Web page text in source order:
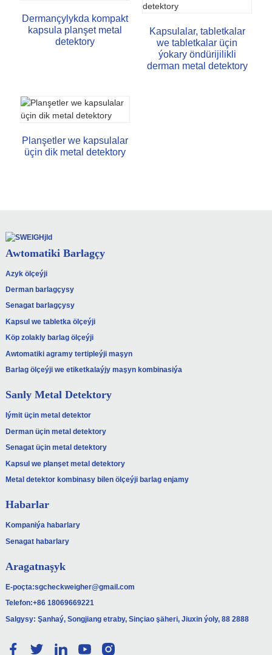
Dermançylykda kompakt
kapsula planşet metal
detektory
Kapsulalar, tabletkalar
we tabletkalar üçin
ýokary öndürijilikli
derman metal detektory
Planşetler we kapsulalar
üçin dik metal detektory
Awtomatiki Barlagçy
Azyk ölçeýji
Derman barlagçysy
Senagat barlagçysy
Kapsul we tabletka ölçeýji
Köp zolakly barlag ölçeýji
Awtomatiki agramy tertipleýji maşyn
Barlag ölçeýji we etiketkalaýjy maşyn kombinasiýa
Sanly Metal Detektory
Iýmit üçin metal detektor
Derman üçin metal detektory
Senagat üçin metal detektory
Kapsul we planşet metal detektory
Metal detektor kombinasy bilen ölçeýji barlag enjamy
Habarlar
Kompaniýa habarlary
Senagat habarlary
Aragatnaşyk
E-poçta:sgcheckweigher@gmail.com
Telefon:+86 18069669221
Salgysy: Şanhaý, Songjiang etraby, Sinçiao şäheri, Jiuxin ýoly, 88 2888